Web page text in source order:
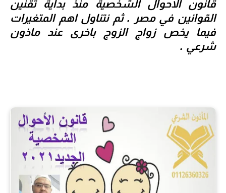
قانون الاحوال الشخصية منذ بداية تقنين
القوانين في مصر . ثم نتناول اهم المتغيرات
فيما يخص زواج الزوج باخرى عندماذون
شرعي .